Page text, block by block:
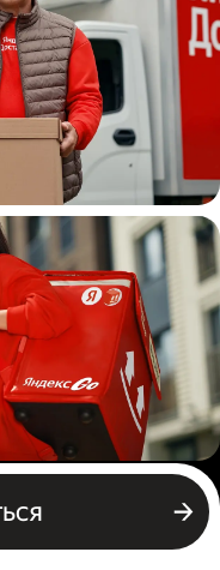
Россия